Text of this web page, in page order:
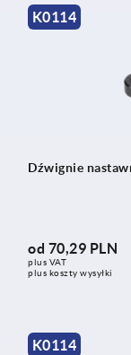
K0114
Dźwignie
od 70,29 PLN
plus VAT
plus koszty wysyłki
K0114